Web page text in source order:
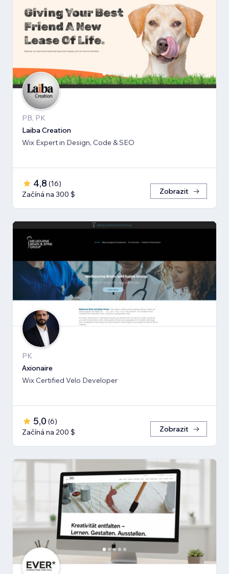
PB, PK
Laiba Creation
Wix Expert in Design, Code & SEO
4,8 (16)
Začíná na 300 $
Zobrazit
PK
Axionaire
Wix Certified Velo Developer
5,0 (6)
Začíná na 200 $
Zobrazit